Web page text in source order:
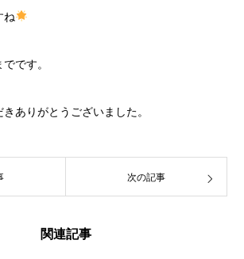
ね
です。
ありがとうございました。
次の記事
関連記事